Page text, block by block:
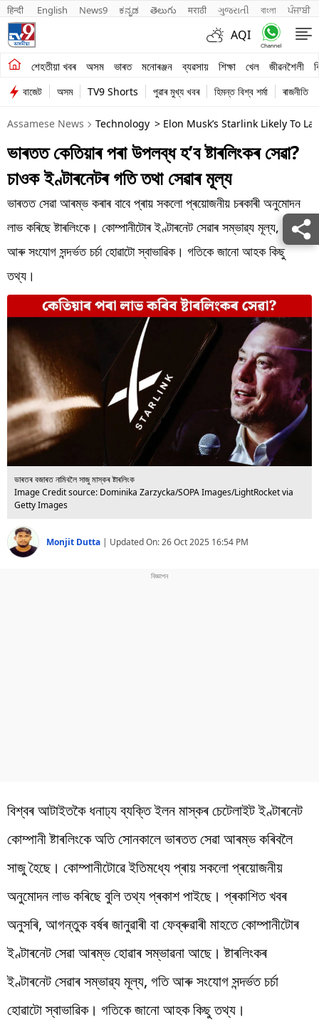
हिन्दी English News9 ಕನ್ನಡ తెలుగు मराठी ગુજરાતી বাংলা ਪੰਜਾਬੀ
AQI
শেহতীয়া খবৰ অসম ভাৰত মনোৰঞ্জন ব্যৱসায় শিক্ষা খেল জীৱনশৈলী
শেহতীয়া খবৰ
অসম
ভাৰত
মনোৰঞ্জন
শিক্ষা
খেল
জীৱনশৈলী
বিশ্ব
প্ৰযুক্তি
Videos
বাজেট অসম TV9 Shorts পুৱাৰ মুখ্য খবৰ হিমন্ত বিশ্ব শৰ্মা ৰাজনীতি
Assamese News Technology > Elon Musk’s Starlink Likely To
ভাৰতত কেতিয়াৰ পৰা উপলব্ধ হ’ব ষ্টাৰলিংকৰ সেৱা?
চাওক ইণ্টাৰনেটৰ গতি তথা সেৱাৰ মূল্য
ভাৰতত সেৱা আৰম্ভ কৰাৰ বাবে প্ৰায় সকলো প্ৰয়োজনীয় চৰকাৰী অনুমোদন
লাভ কৰিছে ষ্টাৰলিংকে। কোম্পানীটোৰ ইণ্টাৰনেট সেৱাৰ সম্ভাৱ্য মূল্য, গতি
আৰু সংযোগ সন্দৰ্ভত চৰ্চা হোৱাটো স্বাভাৱিক। গতিকে জানো আহক কিছু
তথ্য।
ভাৰতৰ বজাৰত নামিবলৈ সাজু মাস্কৰ ষ্টাৰলিংক
Image Credit source: Dominika Zarzycka/SOPA Images/LightRocket via
Getty Images
Monjit Dutta | Updated On:26 Oct 2025 16:54 PM
বিশ্বৰআটাইতকৈ ধনাঢ্যব্যক্তিইলনমাস্কৰচেটেলাইটইণ্টাৰনেট
কোম্পানীষ্টাৰলিংকেঅতি সোনকালে ভাৰতত সেৱা আৰম্ভ কৰিবলৈ
সাজু হৈছে। কোম্পানীটোৱেইতিমধ্যেপ্ৰায়সকলোপ্ৰয়োজনীয়
অনুমোদন লাভ কৰিছেবুলিতথ্যপ্ৰকাশপাইছে। প্ৰকাশিতখবৰ
অনুসৰি, আগন্তুকবৰ্ষৰজানুৱাৰী বা ফেব্ৰুৱাৰী মাহতেকোম্পানীটোৰ
ইণ্টাৰনেটসেৱা আৰম্ভ হোৱাৰ সম্ভাৱনা আছে। ষ্টাৰলিংকৰ
ইণ্টাৰনেটসেৱাৰসম্ভাৱ্যমূল্য, গতি আৰু সংযোগসন্দৰ্ভতচৰ্চা
হোৱাটোস্বাভাৱিক। গতিকেজানোআহককিছুতথ্য ।